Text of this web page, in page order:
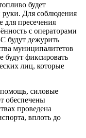
будет
руки. Для соблюдения
для пресечения
с операторами
будут дежурить
муниципалитетов
будут фиксировать
лиц, которые
силовые
обеспечены
проведена
вплоть до